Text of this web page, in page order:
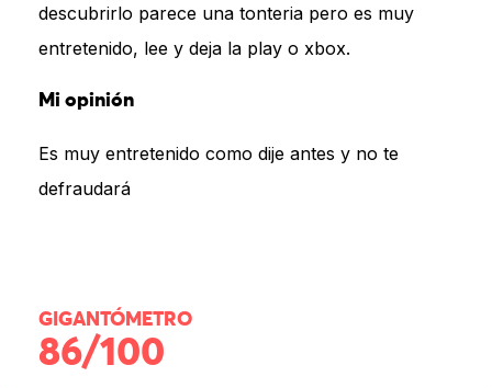
descubrirlo parece una tonteria pero es muy
entretenido, lee y deja la play o xbox.
Mi opinión
Es muy entretenido como dije antes y no te
defraudará
GIGANTÓMETRO
86/100